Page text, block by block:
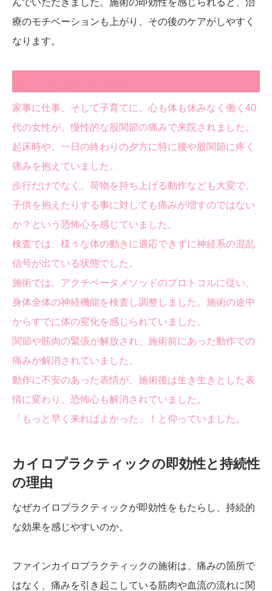
療のモチベーションも上がり、その後のケアがしやすく
なります。
家事に仕事、そして子育てに、心も体も休みなく働く40
代の女性が、慢性的な股関節の痛みで来院されました。
起床時や、一日の終わりの夕方に特に腰や股関節に疼く
痛みを抱えていました。
歩行だけでなく、荷物を持ち上げる動作なども大変で、
子供を抱えたりする事に対しても痛みが増すのではない
か？という恐怖心を感じていました。
検査では、様々な体の動きに適応できずに神経系の混乱
信号が出ている状態でした。
施術では、アクチベータメソッドのプロトコルに従い、
身体全体の神経機能を検査し調整しました。施術の途中
からすでに体の変化を感じられていました。
関節や筋肉の緊張が解放され、施術前にあった動作での
痛みが解消されていました。
動作に不安のあった表情が、施術後は生き生きとした表
情に変わり、恐怖心も解消されていました。
「もっと早く来ればよかった」！と仰っていました。
カイロプラクティックの即効性と持続性
の理由
なぜカイロプラクティックが即効性をもたらし、持続的
な効果を感じやすいのか。
ファインカイロプラクティックの施術は、痛みの箇所で
はなく、痛みを引き起こしている筋肉や血流の流れに関